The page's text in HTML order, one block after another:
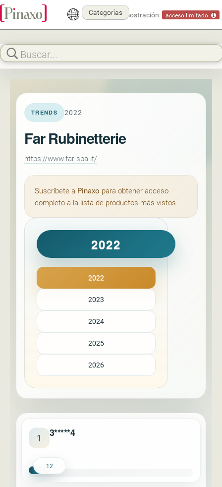
Modo demostración: acceso limitado
Categorías
TRENDS 2022
Far Rubinetterie
https://www.far-spa.it/
Suscríbete a Pinaxo para obtener acceso
completo a la lista de productos más vistos
2022
2022
2023
2024
2025
2026
1 3*****4
12